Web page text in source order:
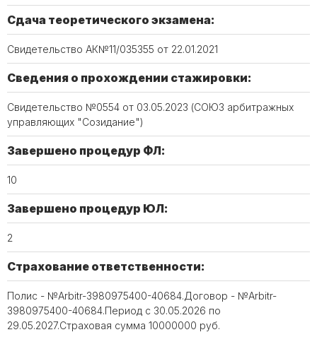
Сдача теоретического экзамена:
Свидетельство АК№11/035355 от 22.01.2021
Сведения о прохождении стажировки:
Свидетельство №0554 от 03.05.2023 (СОЮЗ арбитражных
управляющих "Созидание")
Завершено процедур ФЛ:
10
Завершено процедур ЮЛ:
2
Страхование ответственности:
Полис - №Arbitr-3980975400-40684.Договор - №Arbitr-
3980975400-40684.Период с 30.05.2026 по
29.05.2027.Страховая сумма 10000000 руб.